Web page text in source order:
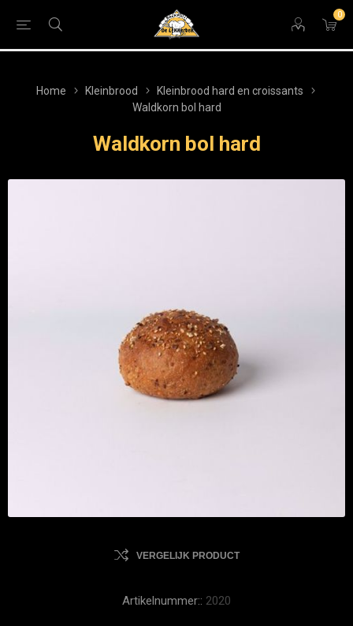
0
Home Kleinbrood
Kleinbrood hard en croissants
Waldkorn bol hard
Waldkorn bol hard
VERGELIJK PRODUCT
Artikelnummer:: 2020